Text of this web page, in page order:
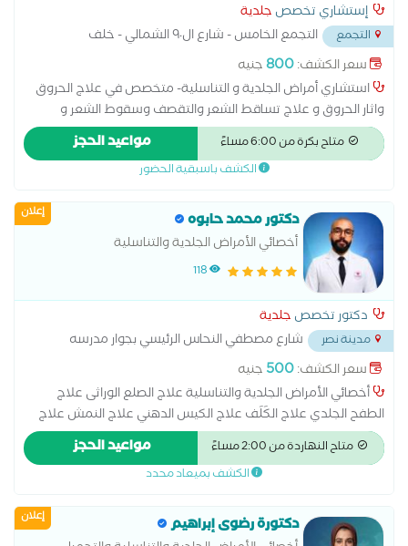
إستشاري تخصص جلدية
التجمع
التجمع الخامس - شارع ال٩٠ الشمالي - خلف
المستشفي الجوي...سعر الكشف:800جنيه
استشاري أمراض الجلدية و التناسلية- متخصص في علاج الحروق
واثار الحروق و علاج تساقط الشعر والتقصف وسقوط الشعر و
الأكزيما وعلاج حساسية الجلد - وازالة الزوائد الجلدية بالكى و
متخصص فى جميع الخدمات التجميلية الفيلر و البوتكس و البلازما
والميزوثيرابى استشاري الجلدية و التناسلية بمستشفى الكهرباء و
متاح بكرة من 6:00 مساءً مواعيد الحجز
الكشف باسبقية الحضور
إعلان دكتور محمد حابوه
أخصائي الأمراض الجلدية والتناسلية
118
دكتور تخصص جلدية
مدينة نصر
شارع مصطفي النحاس الرئيسي بجوار مدرسه
المنهل...
سعر الكشف:500 جنيه
أخصائي الأمراض الجلدية والتناسلية علاج الصلع الوراثى علاج
الطفح الجلدي علاج الكَلَف علاج الكيس الدهني علاج النمش علاج
سقوط الشعر للسيدات علاج عين السمكة علاج فطريات الاظافر عمل
الغمازاتمتاح النهاردة من 2:00 مساءً مواعيد الحجز
الكشف بميعاد محدد
إعلان دكتورة رضوى إبراهيم